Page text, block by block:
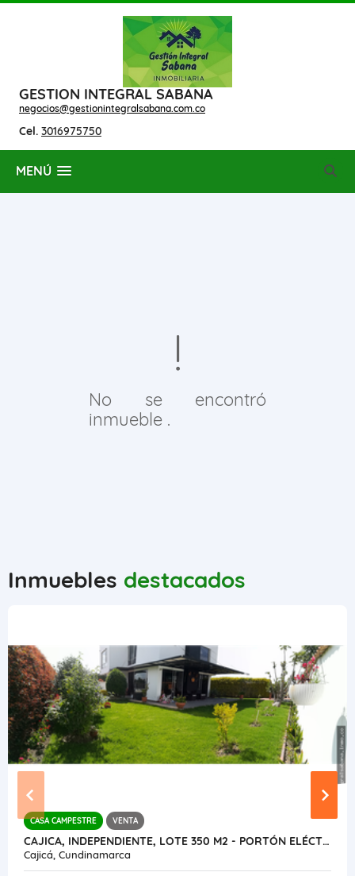
GESTION INTEGRAL SABANA
negocios@gestionintegralsabana.com.co
Cel. 3016975750
MENÚ
No se encontró
inmueble .
Inmuebles destacados
CASA CAMPESTRE VENTA
CAJICA, INDEPENDIENTE, LOTE 350 M2 - PORTÓN ELÉCTRICO
Cajicá, Cundinamarca